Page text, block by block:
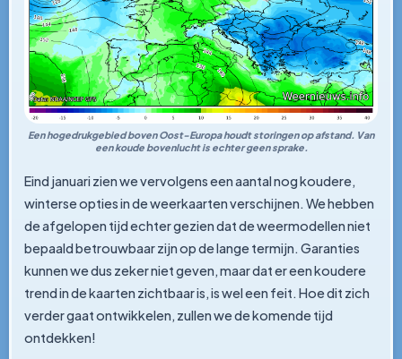
Een hogedrukgebied boven Oost-Europa houdt storingen op afstand. Van
een koude bovenlucht is echter geen sprake.
Eind januari zien we vervolgens een aantal nog koudere,
winterse opties in de weerkaarten verschijnen. We hebben
de afgelopen tijd echter gezien dat de weermodellen niet
bepaald betrouwbaar zijn op de lange termijn. Garanties
kunnen we dus zeker niet geven, maar dat er een koudere
trend in de kaarten zichtbaar is, is wel een feit. Hoe dit zich
verder gaat ontwikkelen, zullen we de komende tijd
ontdekken!